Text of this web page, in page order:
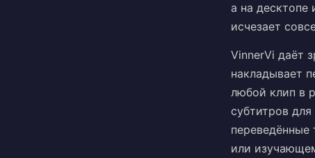
а на десктопе
исчезает
VinnerVi даёт
накладывает
любой клип в
субтитров
или